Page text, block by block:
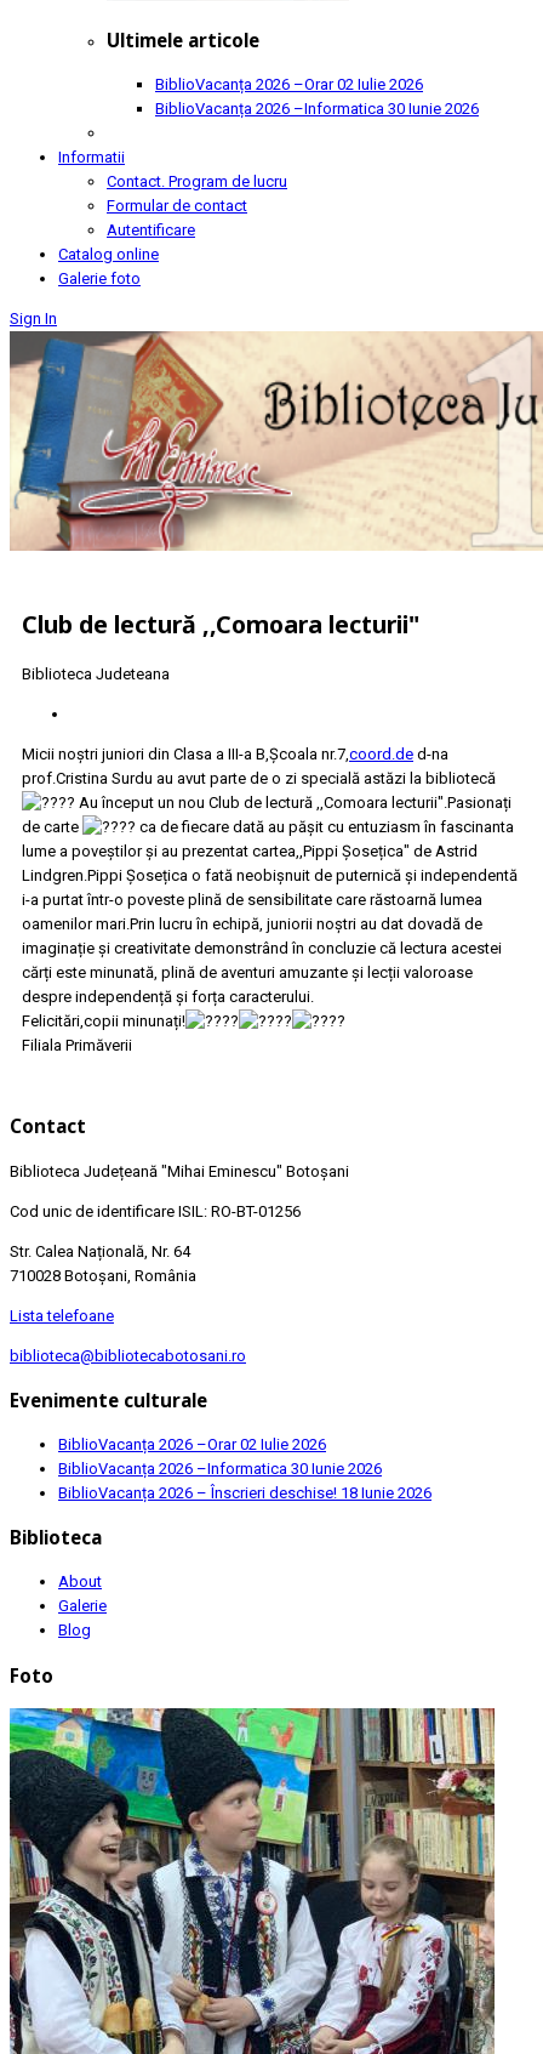
Ultimele articole
BiblioVacanța 2026 –Orar02 Iulie 2026
BiblioVacanța 2026 –Informatica 30 Iunie 2026
Informatii
Contact. Program de lucru
Formular de contact
Autentificare
Catalog online
Galerie foto
Sign In
Club de lectură ,,Comoara lecturii"
Biblioteca Judeteana
Micii noștri juniori din Clasa a III-a B,Școala nr.7,coord.de d-na
prof.Cristina Surdu au avut parte de o zi specială astăzi la bibliotecă
Au început un nou Club de lectură ,,Comoara lecturii".Pasionați
de carte
ca de fiecare dată au pășit cu entuziasm în fascinanta
lume a poveștilor și au prezentat cartea,,Pippi Șosețica" de Astrid
Lindgren.Pippi Șosețica o fată neobișnuit de puternică și independentă
i-a purtat într-o poveste plină de sensibilitate care răstoarnă lumea
oamenilor mari.Prin lucru în echipă, juniorii noștri au dat dovadă de
imaginație și creativitate demonstrând în concluzie că lectura acestei
cărți este minunată, plină de aventuri amuzante și lecții valoroase
despre independență și forța caracterului.
Felicitări,copii minunați!
Filiala Primăverii
Contact
Biblioteca Județeană "Mihai Eminescu" Botoșani
Cod unic de identificare ISIL: RO-BT-01256
Str. Calea Națională, Nr. 64
710028 Botoșani, România
Lista telefoane
biblioteca@bibliotecabotosani.ro
Evenimente culturale
BiblioVacanța 2026 –Orar02 Iulie 2026
BiblioVacanța 2026 –Informatica 30 Iunie 2026
BiblioVacanța 2026 – Înscrieri deschise! 18 Iunie 2026
Biblioteca
About
Galerie
Blog
Foto